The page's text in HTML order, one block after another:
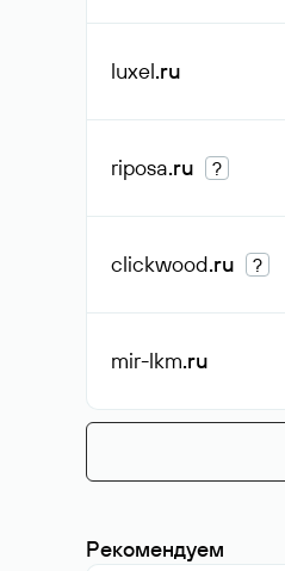
luxel.ru
riposa.ru ?
clickwood.ru ?
mir-lkm.ru
Рекомендуем